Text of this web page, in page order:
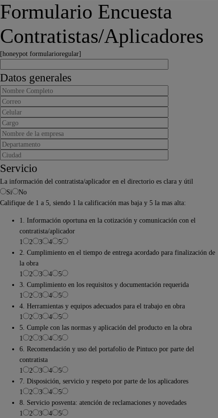
Formulario Encuesta
Contratistas/Aplicadores
[honeypot formularioregular]
Datos generales
Servicio
La información del contratista/aplicador en el directorio es clara y útil
Si
No
Califique de 1 a 5, siendo 1 la calificación mas baja y 5 la mas alta:
1. Información oportuna en la cotización y comunicación con el
contratista/aplicador
1
2 3 4
5
2. Cumplimiento en el tiempo de entrega acordado para finalización de
la obra
1
2 3 4
5
3. Cumplimiento en los requisitos y documentación requerida
1
2 3 4
5
4. Herramientas y equipos adecuados para el trabajo en obra
1
2 3 4
5
5. Cumple con las normas y aplicación del producto en la obra
1
2 3 4
5
6. Recomendación y uso del portafolio de Pintuco por parte del
contratista
1
2 3 4
5
7. Disposición, servicio y respeto por parte de los aplicadores
1
2 3 4
5
8. Servicio posventa: atención de reclamaciones y novedades
1
2 3 4
5